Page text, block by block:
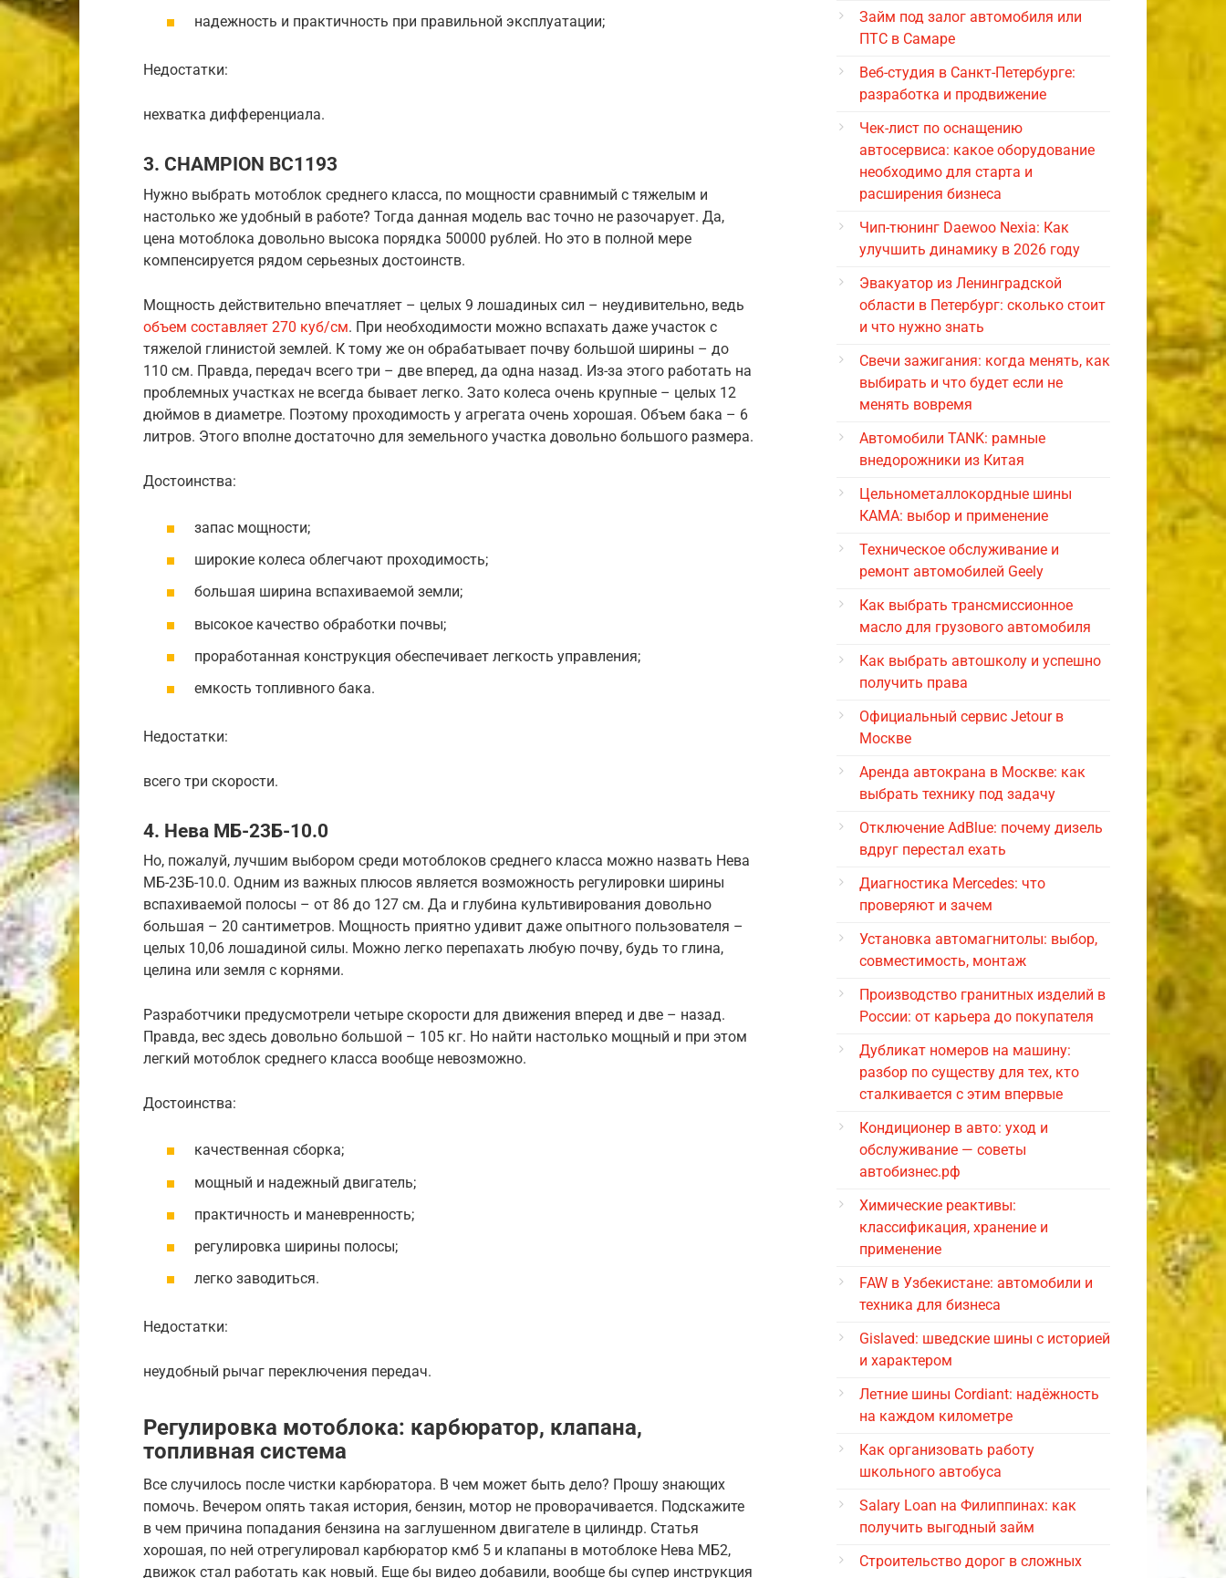
надежность и практичность при правильной эксплуатации;
Недостатки:
нехватка дифференциала.
3. CHAMPION BC1193
Нужно выбрать мотоблок среднего класса, по мощности сравнимый с тяжелым и
настолько же удобный в работе? Тогда данная модель вас точно не разочарует. Да,
цена мотоблока довольно высока порядка 50000 рублей. Но это в полной мере
компенсируется рядом серьезных достоинств.
Мощность действительно впечатляет – целых 9 лошадиных сил – неудивительно, ведь
объем составляет 270 куб/см. При необходимости можно вспахать даже участок с
тяжелой глинистой землей. К тому же он обрабатывает почву большой ширины – до
110 см. Правда, передач всего три – две вперед, да одна назад. Из-за этого работать на
проблемных участках не всегда бывает легко. Зато колеса очень крупные – целых 12
дюймов в диаметре. Поэтому проходимость у агрегата очень хорошая. Объем бака – 6
литров. Этого вполне достаточно для земельного участка довольно большого размера.
Достоинства:
запас мощности;
широкие колеса облегчают проходимость;
большая ширина вспахиваемой земли;
высокое качество обработки почвы;
проработанная конструкция обеспечивает легкость управления;
емкость топливного бака.
Недостатки:
всего три скорости.
4. Нева МБ-23Б-10.0
Но, пожалуй, лучшим выбором среди мотоблоков среднего класса можно назвать Нева
МБ-23Б-10.0. Одним из важных плюсов является возможность регулировки ширины
вспахиваемой полосы – от 86 до 127 см. Да и глубина культивирования довольно
большая – 20 сантиметров. Мощность приятно удивит даже опытного пользователя –
целых 10,06 лошадиной силы. Можно легко перепахать любую почву, будь то глина,
целина или земля с корнями.
Разработчики предусмотрели четыре скорости для движения вперед и две – назад.
Правда, вес здесь довольно большой – 105 кг. Но найти настолько мощный и при этом
легкий мотоблок среднего класса вообще невозможно.
Достоинства:
качественная сборка;
мощный и надежный двигатель;
практичность и маневренность;
регулировка ширины полосы;
легко заводиться.
Недостатки:
неудобный рычаг переключения передач.
Регулировка мотоблока: карбюратор, клапана,
топливная система
Все случилось после чистки карбюратора. В чем может быть дело? Прошу знающих
помочь. Вечером опять такая история, бензин, мотор не проворачивается. Подскажите
в чем причина попадания бензина на заглушенном двигателе в цилиндр. Статья
хорошая, по ней отрегулировал карбюратор кмб 5 и клапаны в мотоблоке Нева МБ2,
движок стал работать как новый. Еще бы видео добавили, вообще бы супер инструкция
Займ под залог автомобиля или
ПТС в Самаре
Веб-студия в Санкт-Петербурге:
разработка и продвижение
Чек-лист по оснащению
автосервиса: какое оборудование
необходимо для старта и
расширения бизнеса
Чип-тюнинг Daewoo Nexia: Как
улучшить динамику в 2026 году
Эвакуатор из Ленинградской
области в Петербург: сколько стоит
и что нужно знать
Свечи зажигания: когда менять, как
выбирать и что будет если не
менять вовремя
Автомобили TANK: рамные
внедорожники из Китая
Цельнометаллокордные шины
КАМА: выбор и применение
Техническое обслуживание и
ремонт автомобилей Geely
Как выбрать трансмиссионное
масло для грузового автомобиля
Как выбрать автошколу и успешно
получить права
Официальный сервис Jetour в
Москве
Аренда автокрана в Москве: как
выбрать технику под задачу
Отключение AdBlue: почему дизель
вдруг перестал ехать
Диагностика Mercedes: что
проверяют и зачем
Установка автомагнитолы: выбор,
совместимость, монтаж
Производство гранитных изделий в
России: от карьера до покупателя
Дубликат номеров на машину:
разбор по существу для тех, кто
сталкивается с этим впервые
Кондиционер в авто: уход и
обслуживание — советы
автобизнес.рф
Химические реактивы:
классификация, хранение и
применение
FAW в Узбекистане: автомобили и
техника для бизнеса
Gislaved: шведские шины с историей
и характером
Летние шины Cordiant: надёжность
на каждом километре
Как организовать работу
школьного автобуса
Salary Loan на Филиппинах: как
получить выгодный займ
Строительство дорог в сложных